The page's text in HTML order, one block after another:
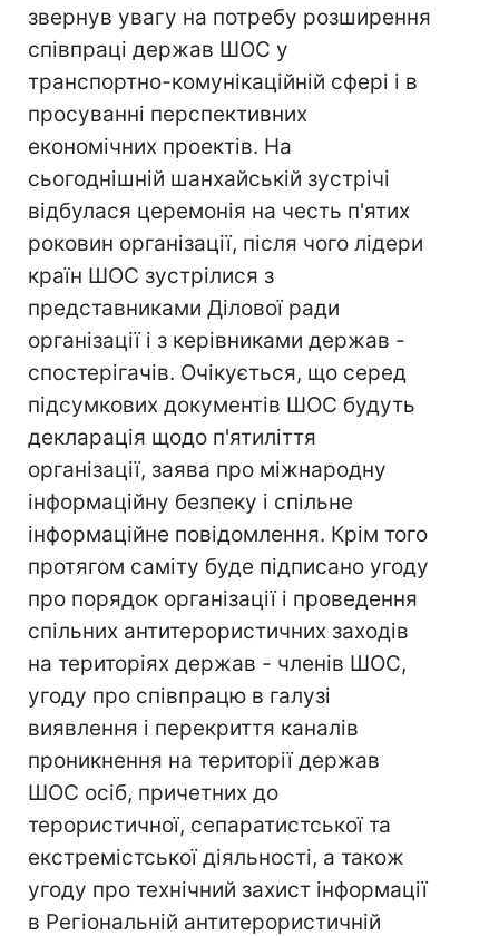
звернув увагу на потребу розширення
співпраці держав ШОС у
транспортно-комунікаційній сфері і в
просуванні перспективних
економічних проектів. На
сьогоднішній шанхайській зустрічі
відбулася церемонія на честь п'ятих
роковин організації, після чого лідери
країн ШОС зустрілися з
представниками Ділової ради
організації і з керівниками держав -
спостерігачів. Очікується, що серед
підсумкових документів ШОС будуть
декларація щодо п'ятиліття
організації, заява про міжнародну
інформаційну безпеку і спільне
інформаційне повідомлення. Крім того
протягом саміту буде підписано угоду
про порядок організації і проведення
спільних антитерористичних заходів
на територіях держав - членів ШОС,
угоду про співпрацю в галузі
виявлення і перекриття каналів
проникнення на території держав
ШОС осіб, причетних до
терористичної, сепаратистської та
екстремістської діяльності, а також
угоду про технічний захист інформації
в Регіональній антитерористичній